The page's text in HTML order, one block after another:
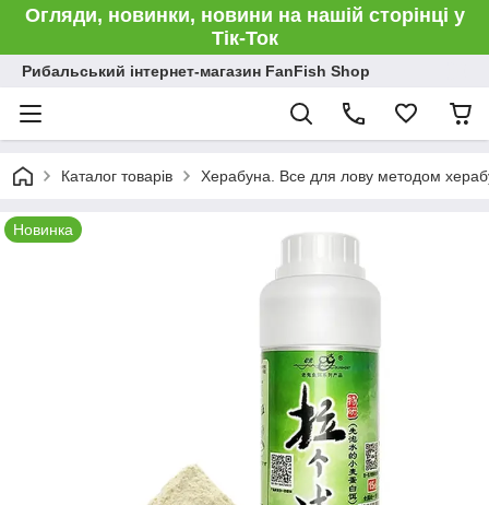
Огляди, новинки, новини на нашій сторінці у
Тік-Ток
Рибальський інтернет-магазин FanFish Shop
Каталог товарів Херабуна. Все для лову методом
Новинка